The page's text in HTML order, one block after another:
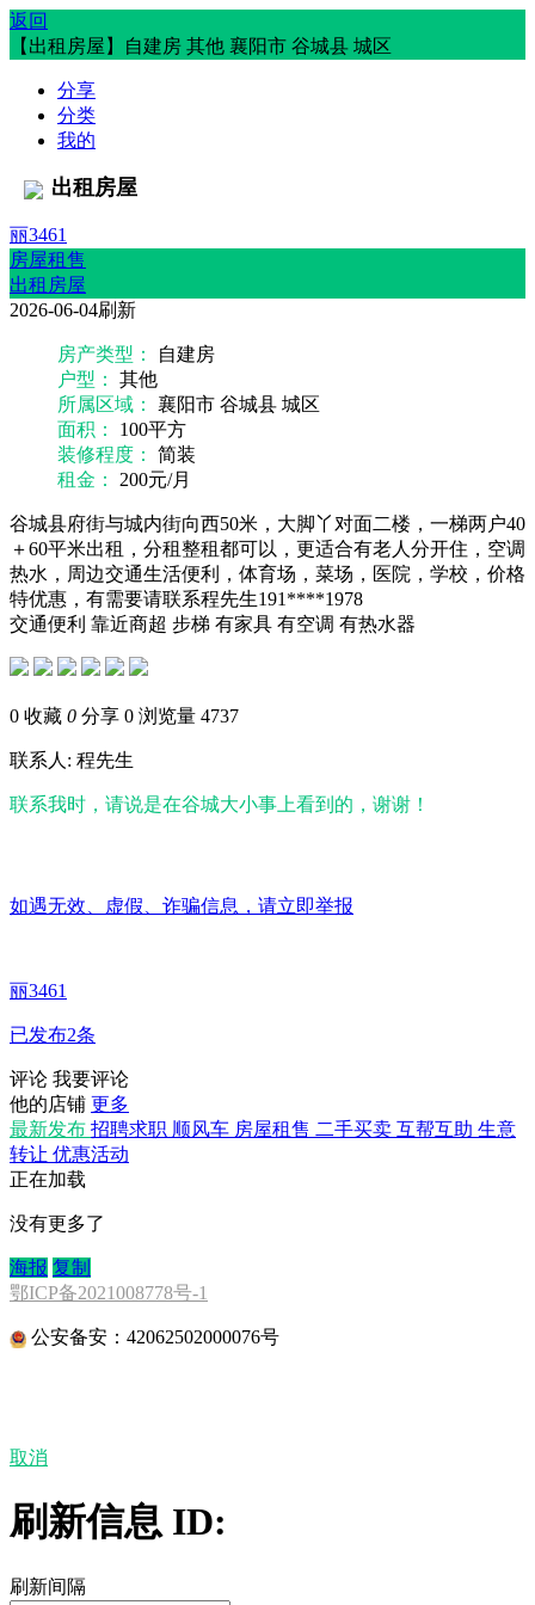
返回
【出租房屋】自建房 其他 襄阳市 谷城县 城区
分享
分类
我的
出租房屋
丽3461
房屋租售
出租房屋
2026-06-04刷新
房产类型：
自建房
户ㅤㅤ型：
其他
所属区域：
襄阳市 谷城县 城区
面ㅤㅤ积：
100平方
装修程度：
简装
租ㅤㅤ金：
200元/月
谷城县府街与城内街向西50米，大脚丫对面二楼，一梯两户40
＋60平米出租，分租整租都可以，更适合有老人分开住，空调
热水，周边交通生活便利，体育场，菜场，医院，学校，价格
特优惠，有需要请联系程先生191****1978
交通便利 靠近商超 步梯 有家具 有空调 有热水器
0 收藏 0 分享 0 浏览量 4737
联系人: 程先生
联系我时，请说是在谷城大小事上看到的，谢谢！
如遇无效、虚假、诈骗信息，请立即举报
丽3461
已发布2条
评论 我要评论
他的店铺 更多
最新发布 招聘求职 顺风车 房屋租售 二手买卖 互帮互助 生意
转让 优惠活动
正在加载
没有更多了
海报 复制
鄂ICP备2021008778号-1
公安备安：42062502000076号
取消
刷新信息 ID:
刷新间隔